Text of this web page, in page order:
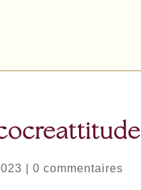
|0 commentaires